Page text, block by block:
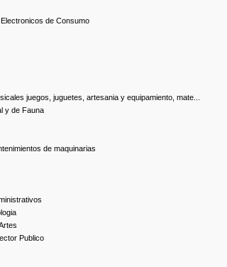
de Consumo
juegos, juguetes, artesania y equipamiento, mate...
y de Fauna
de maquinarias
Publico